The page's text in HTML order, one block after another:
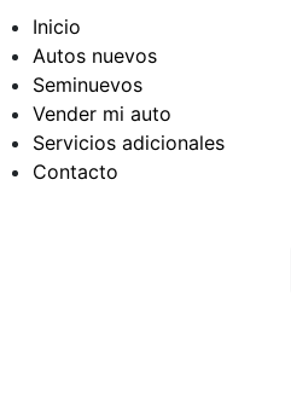
Inicio
Autos nuevos
Seminuevos
Vender mi auto
Servicios adicionales
Contacto